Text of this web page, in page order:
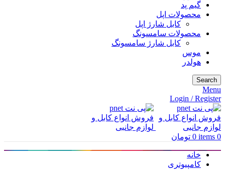
گیم پد
محصولات اپل
کابل شارژ اپل
محصولات سامسونگ
کابل شارژ سامسونگ
موس
هولدر
Search
Menu
Login / Register
0
items
0 تومان
خانه
کامپیوتری